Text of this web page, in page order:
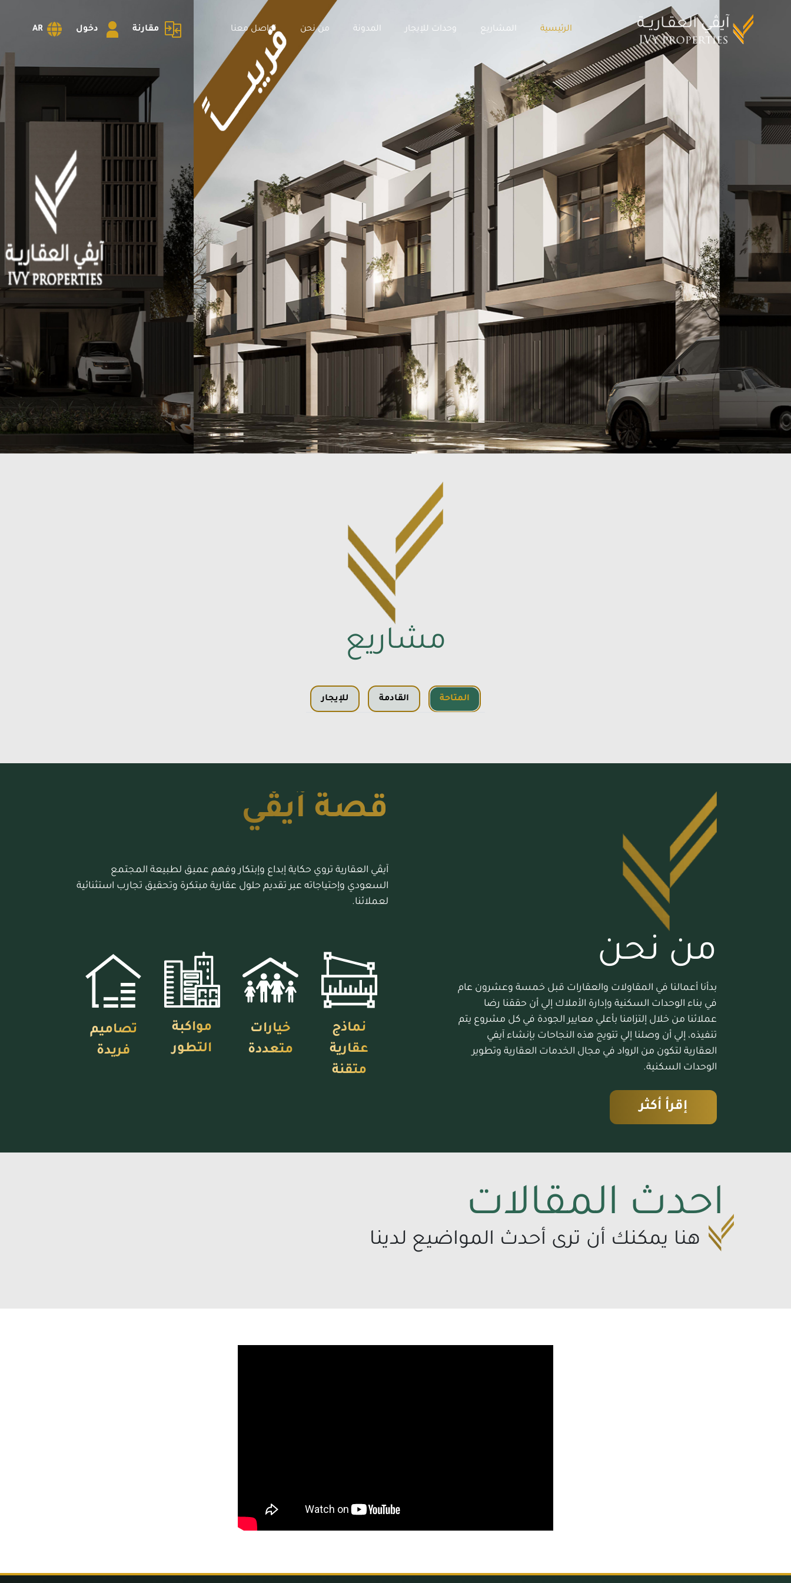
الرئيسية المشاريع وحدات للإيجار المدونة من نحن تواصل معنا مقارنة دخول AR
مشاريع
المتاحة القادمة للإيجار
من نحن
بدأنا أعمالنا في المقاولات والعقارات قبل خمسة وعشرون عام
في بناء الوحدات السكنية وإدارة الأملاك إلي أن حققنا رضا
عملائنا من خلال إلتزامنا بأعلي معايير الجودة في كل مشروع يتم
تنفيذه، إلي أن وصلنا إلي تتويج هذه النجاحات بإنشاء آيفي
العقارية لتكون من الرواد في مجال الخدمات العقارية وتطوير
الوحدات السكنية.
إقرأ أكثر
قصة آيڤي
آيڤي العقارية تروي حكاية إبداع وإبتكار وفهم عميق لطبيعة المجتمع
السعودي وإحتياجاته عبر تقديم حلول عقارية مبتكرة وتحقيق تجارب استثنائية
لعملائنا.
نماذج
عقارية
متقنة
خيارات
متعددة
مواكبة
التطور
تصاميم
فريدة
احدث المقالات
هنا يمكنك أن ترى أحدث المواضيع لدينا